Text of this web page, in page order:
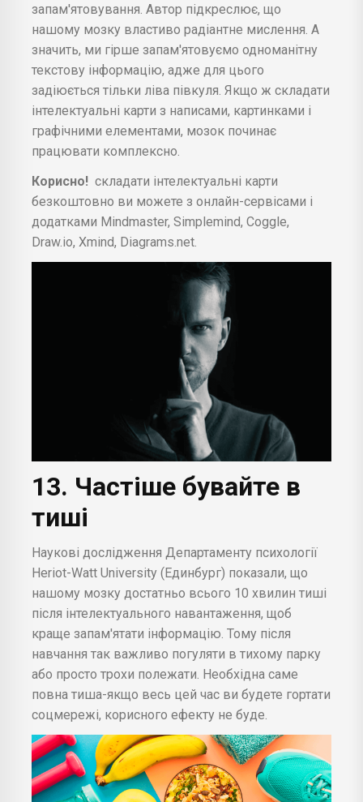
запам'ятовування. Автор підкреслює, що
нашому мозку властиво радіантне мислення. А
значить, ми гірше запам'ятовуємо одноманітну
текстову інформацію, адже для цього
задіюється тільки ліва півкуля. Якщо ж складати
інтелектуальні карти з написами, картинками і
графічними елементами, мозок починає
працювати комплексно.
Корисно! складати інтелектуальні карти
безкоштовно ви можете з онлайн-сервісами і
додатками Mindmaster, Simplemind, Coggle,
Draw.io, Xmind, Diagrams.net.
13. Частіше бувайте в
тиші
Наукові дослідження Департаменту психології
Heriot-Watt University (Единбург) показали, що
нашому мозку достатньо всього 10 хвилин тиші
після інтелектуального навантаження, щоб
краще запам'ятати інформацію. Тому після
навчання так важливо погуляти в тихому парку
або просто трохи полежати. Необхідна саме
повна тиша-якщо весь цей час ви будете гортати
соцмережі, корисного ефекту не буде.